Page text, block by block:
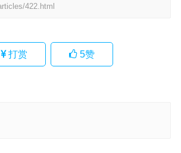
422.html
打赏 5赞